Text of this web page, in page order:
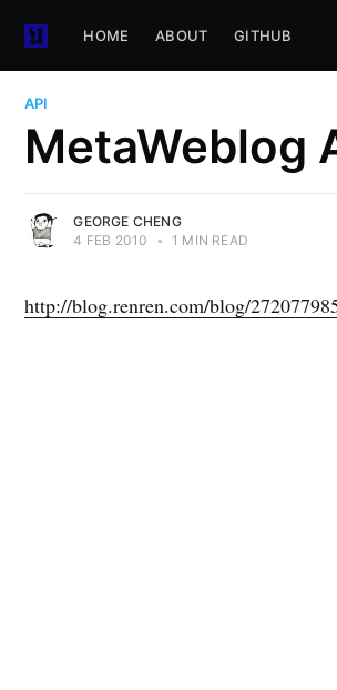
HOME ABOUT GITHUB
API
MetaWeblog
GEORGE CHENG
4 FEB 2010
• 1 MIN READ
http://blog.renren.com/blog/